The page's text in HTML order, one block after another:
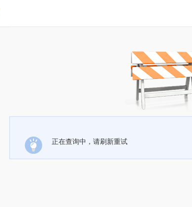
正在查询中，请刷新重试